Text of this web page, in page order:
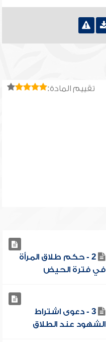
تقييم المادة:
2 - حكم طلاق المرأة
في فترة الحيض
3 - دعوى اشتراط
الشهود عند الطلاق